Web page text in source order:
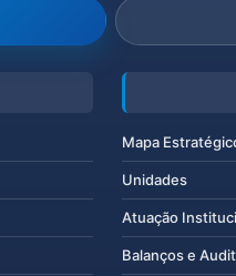
Mapa
Unidades
Atuação
Balanços e